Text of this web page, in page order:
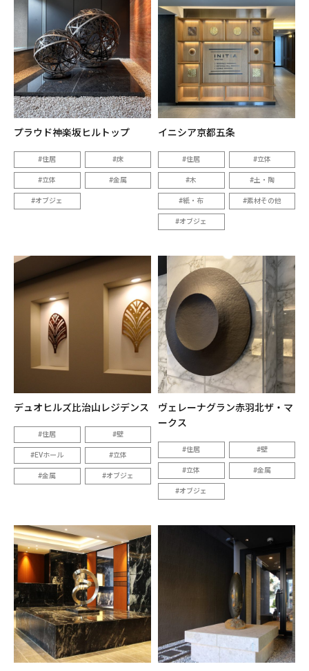
プラウド神楽坂ヒルトップ
住居 床
立体 金属
オブジェ
イニシア京都五条
住居 立体
木 土・陶
紙・布 素材その他
オブジェ
デュオヒルズ比治山レジデンス
住居 壁
EVホール 立体
金属 オブジェ
ヴェレーナグラン赤羽北ザ・マ
ークス
住居 壁
立体 金属
オブジェ